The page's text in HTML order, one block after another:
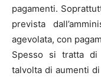
pagamenti.
prevista
agevolata, con
Spesso si tratta di
talvolta di aumenti